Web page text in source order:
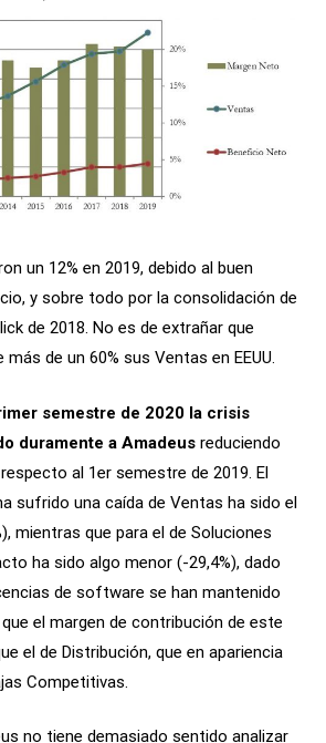
un 12% en 2019, debido al buen
y sobre todo por la consolidación de
de 2018. No es de extrañar que
de un 60% sus Ventas en EEUU.
semestre de 2020 la crisis
duramente a Amadeus reduciendo
al 1er semestre de 2019. El
sufrido una caída de Ventas ha sido el
mientras que para el de Soluciones
ha sido algo menor (-29,4%), dado
de software se han mantenido
el margen de contribución de este
el de Distribución, que en apariencia
Competitivas.
no tiene demasiado sentido analizar